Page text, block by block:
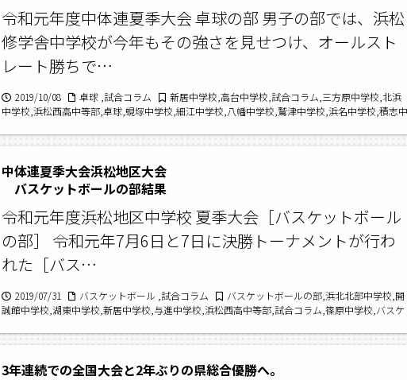
令和元年度中体連夏季大会 卓球の部 男子の部では、浜松
修学舎中学校が今年もその強さを見せつけ、オールスト
レート勝ちで…
2019/10/08 卓球 ,試合コラム
新居中学校,高台中学校,試合コラム,三方原中学校,北浜
中学校,浜松西高中等部,卓球,蜆塚中学校,細江中学校,八幡中学校,鷲津中学校,浜名中学校,積志中
校
中体連夏季大会浜松地区大会
バスケットボールの部結果
令和元年度浜松地区中学校 夏季大会［バスケットボール
の部］ 令和元年7月6日と7日に決勝トーナメントが行わ
れた［バス…
2019/07/31 バスケットボール ,試合コラム
バスケットボールの部,浜北北部中学校,開
誠館中学校,湖東中学校,新居中学校,与進中学校,浜松西高中等部,試合コラム,篠原中学校,バスケ
院中学校
3年連続での全国大会と2年ぶりの県総合優勝へ。